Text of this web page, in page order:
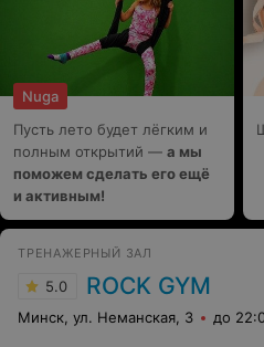
Nuga
Пусть лето будет лёгким и
полным открытий — а мы
поможем сделать его ещё
и активным!
ТРЕНАЖЕРНЫЙ ЗАЛ
5.0 ROCK GYM
Минск, ул. Неманская, 3 до